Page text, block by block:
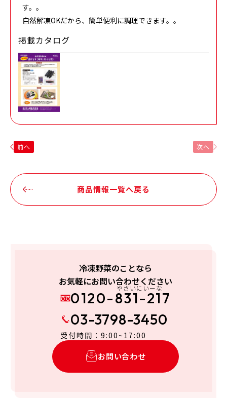
す。。
自然解凍OKだから、簡単便利に調理できます。。
掲載カタログ
前へ 次へ
商品情報一覧へ戻る
冷凍野菜のことなら
お気軽にお問い合わせください
0120-831-217
やさいにいーな
03-3798-3450
受付時間：9:00~17:00
お問い合わせ